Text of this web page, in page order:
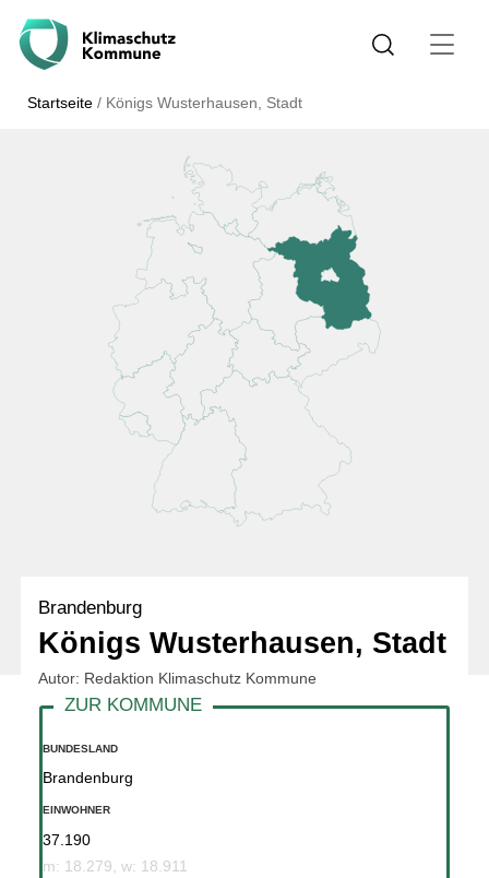
Startseite / Königs Wusterhausen, Stadt
Brandenburg
Königs Wusterhausen, Stadt
Autor: Redaktion Klimaschutz Kommune
BUNDESLAND
Brandenburg
EINWOHNER
37.190
m: 18.279, w: 18.911